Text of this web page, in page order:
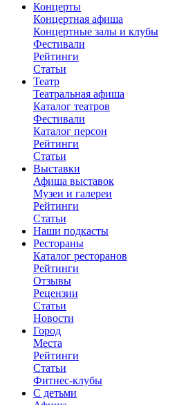
Концерты
Концертная афиша
Концертные залы и клубы
Фестивали
Рейтинги
Статьи
Театр
Театральная афиша
Каталог театров
Фестивали
Каталог персон
Рейтинги
Статьи
Выставки
Афиша выставок
Музеи и галереи
Рейтинги
Статьи
Наши подкасты
Рестораны
Каталог ресторанов
Рейтинги
Отзывы
Рецензии
Статьи
Новости
Город
Места
Рейтинги
Статьи
Фитнес-клубы
С детьми